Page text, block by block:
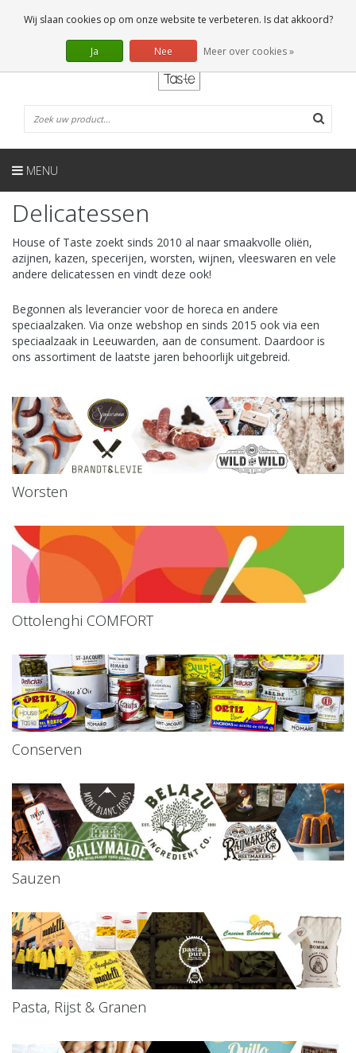
0 Artikelen
NL
MENU
Delicatessen
House of Taste zoekt sinds 2010 al naar smaakvolle oliën,
azijnen, kazen, specerijen, worsten, wijnen, vleeswaren en vele
andere delicatessen en vindt deze ook!
Begonnen als leverancier voor de horeca en andere
speciaalzaken. Via onze webshop en sinds 2015 ook via een
speciaalzaak in Leeuwarden, aan de consument. Daardoor is
ons assortiment de laatste jaren behoorlijk uitgebreid.
Worsten
Ottolenghi COMFORT
Conserven
Sauzen
Pasta, Rijst & Granen
Wij slaan cookies op om onze website te verbeteren. Is dat akkoord?
Ja Nee Meer over cookies »